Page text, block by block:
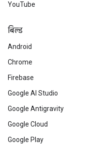
YouTube
बिल्ड
Android
Chrome
Firebase
Google AI Studio
Google Antigravity
Google Cloud
Google Play